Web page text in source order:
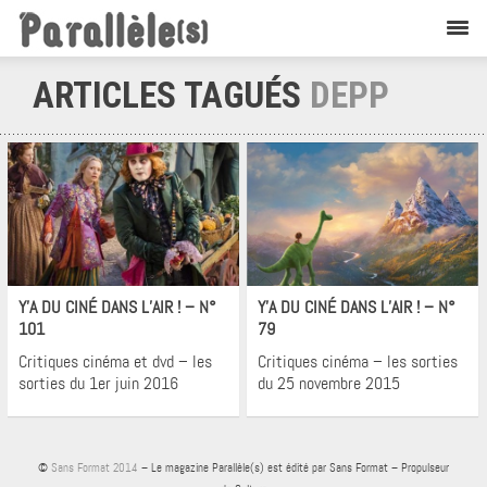
ARTICLES TAGUÉS DEPP
Cinéma
Y’A DU CINÉ DANS L’AIR ! – N°
101
Critiques cinéma et dvd – les
sorties du 1er juin 2016
Cinéma
Y’A DU CINÉ DANS L’AIR ! – N°
79
Critiques cinéma – les sorties
du 25 novembre 2015
© Sans Format 2014 – Le magazine Parallèle(s) est édité par Sans Format – Propulseur